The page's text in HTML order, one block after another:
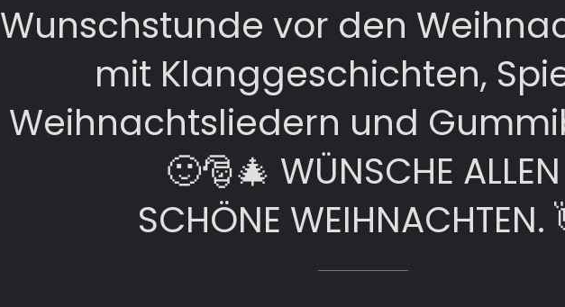
Wunschstunde vor den
mit Klanggeschichten,
Weihnachtsliedern und
🙂🎅🎄 WÜNSCHE ALLEN
SCHÖNE WEIHNACHTEN.